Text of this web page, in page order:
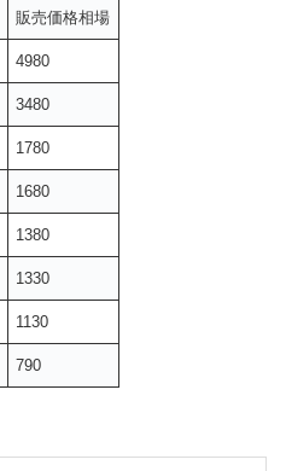
販売価格相場
4980
3480
1780
1680
1380
1330
1130
790